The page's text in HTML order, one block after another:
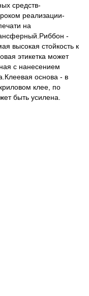
средств-
реализации-
на
-
высокая стойкость к
этикетка может
с нанесением
основа - в
клее, по
быть усилена.